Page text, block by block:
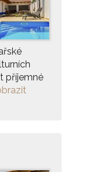
příjemné